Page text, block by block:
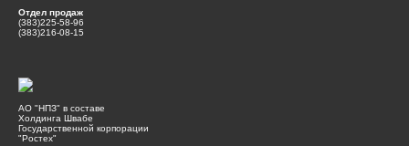
Отдел продаж
(383)225-58-96
(383)216-08-15
АО "НПЗ" в составе
Холдинга Швабе
Государственной корпорации
"Ростех"